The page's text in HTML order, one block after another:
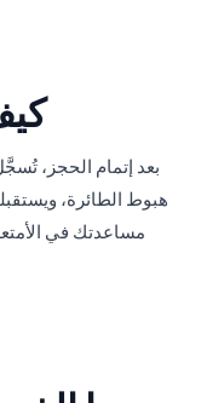
بعد إتمام الحجز،
هبوط الطائرة،
مساعدتك في